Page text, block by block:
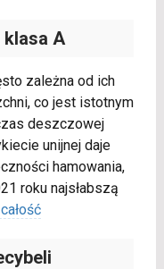
klasa A
zależna od ich
co jest istotnym
deszczowej
unijnej daje
hamowania,
roku najsłabszą